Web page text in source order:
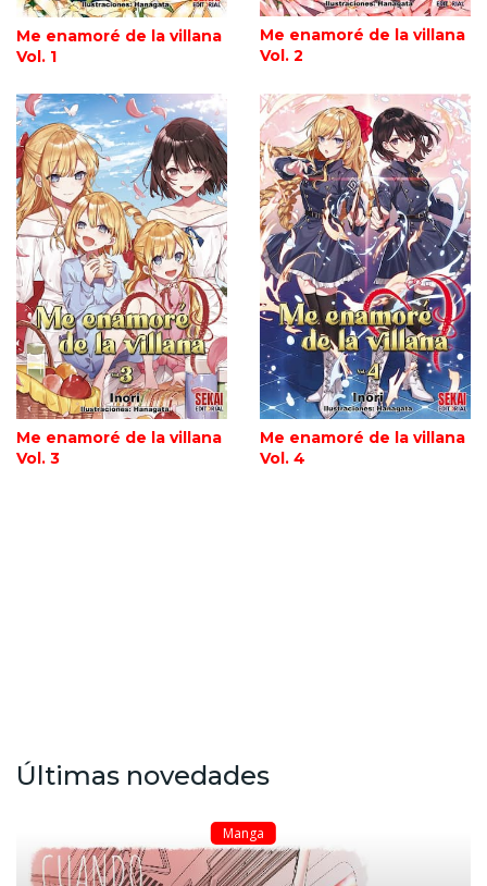
Me enamoré de la villana
Vol. 1
Me enamoré de la villana
Vol. 2
Me enamoré de la villana
Vol. 3
Me enamoré de la villana
Vol. 4
Últimas novedades
Manga